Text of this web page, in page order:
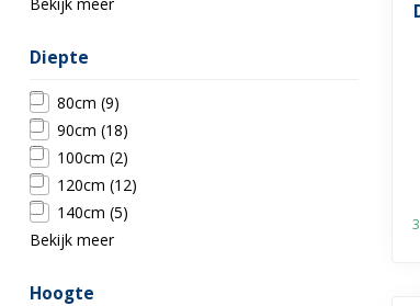
Diepte
80cm (9)
90cm (18)
100cm (2)
120cm (12)
140cm (5)
Bekijk meer
Hoogte